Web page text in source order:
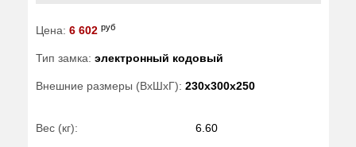
Цена: 6 602 руб
Тип замка: электронный кодовый
Внешние размеры (ВхШхГ): 230x300x250
Вес (кг): 6.60